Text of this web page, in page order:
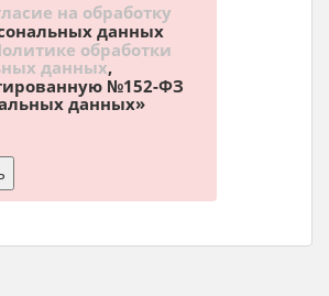
на обработку
данных
обработки
данных,
№152-ФЗ
данных»